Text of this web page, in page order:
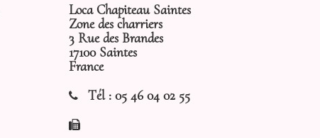
Loca Chapiteau Saintes
Zone des charriers
3 Rue des Brandes
17100 Saintes
France
Tél : 05 46 04 02 55